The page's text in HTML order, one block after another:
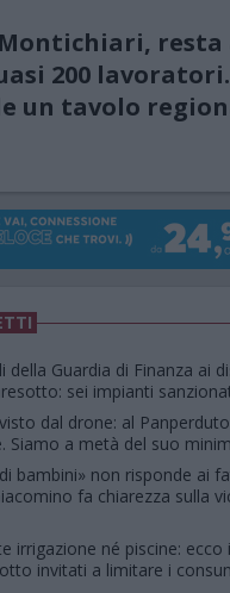
200
un tavolo
della Guardia di Finanza ai
sei impianti
dal drone: al
Siamo a metà del suo
bambini» non risponde ai
fa chiarezza sulla
irrigazione né piscine: ecco
invitati a limitare i